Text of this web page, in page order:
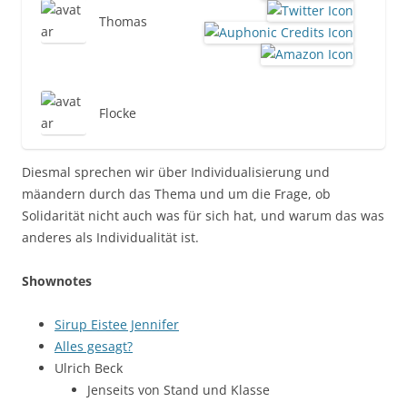
Thomas
Flocke
Diesmal sprechen wir über Individualisierung und
mäandern durch das Thema und um die Frage, ob
Solidarität nicht auch was für sich hat, und warum das was
anderes als Individualität ist.
Shownotes
Sirup Eistee Jennifer
Alles gesagt?
Ulrich Beck
Jenseits von Stand und Klasse